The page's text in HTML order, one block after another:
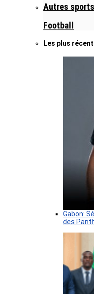
Autres sports
Football
Les plus
Gabon:
des